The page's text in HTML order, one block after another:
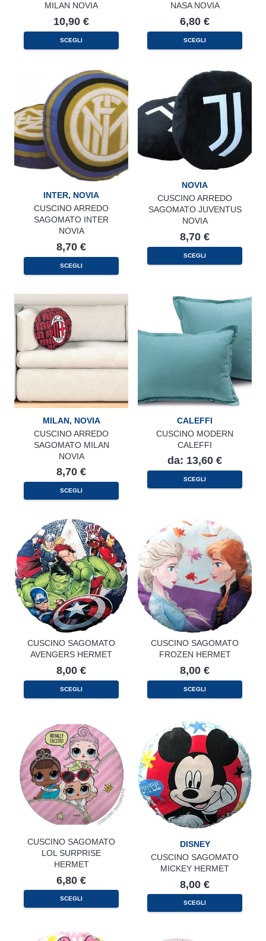
MILAN NOVIA
10,90 €
SCEGLI
NASA NOVIA
6,80 €
SCEGLI
INTER, NOVIA
CUSCINO ARREDO
SAGOMATO INTER
NOVIA
8,70 €
SCEGLI
NOVIA
CUSCINO ARREDO
SAGOMATO JUVENTUS
NOVIA
8,70 €
SCEGLI
MILAN, NOVIA
CUSCINO ARREDO
SAGOMATO MILAN
NOVIA
8,70 €
SCEGLI
CALEFFI
CUSCINO MODERN
CALEFFI
da: 13,60 €
SCEGLI
Questo
essere
scelte
nella
pagina
del
prodotto
CUSCINO SAGOMATO
AVENGERS HERMET
8,00 €
SCEGLI
CUSCINO SAGOMATO
FROZEN HERMET
8,00 €
SCEGLI
CUSCINO SAGOMATO
LOL SURPRISE
HERMET
6,80 €
SCEGLI
DISNEY
CUSCINO SAGOMATO
MICKEY HERMET
8,00 €
SCEGLI